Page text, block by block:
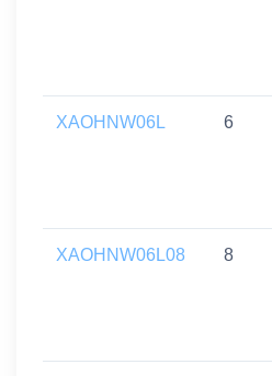
XAOHNW06L 6
XAOHNW06L08 8